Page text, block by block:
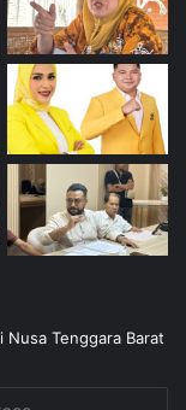
Tenggara Barat